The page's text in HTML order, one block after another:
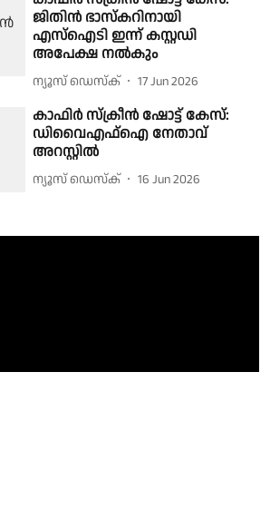
ജിതിൻ ഭാസ്കറിനായി
എസ്ഐടി ഇന്ന് കസ്റ്റഡി
അപേക്ഷ നൽകും
ന്യൂസ് ഡെസ്ക് 17 Jun 2026
കാഫിർ സ്ക്രീൻ ഷോട്ട് കേസ്:
ഡിവൈഎഫ്ഐ നേതാവ്
അറസ്റ്റിൽ
ന്യൂസ് ഡെസ്ക് 16 Jun 2026